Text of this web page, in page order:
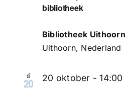
bibliotheek
Bibliotheek Uithoorn
Uithoorn, Nederland
di
20 20 oktober - 14:00